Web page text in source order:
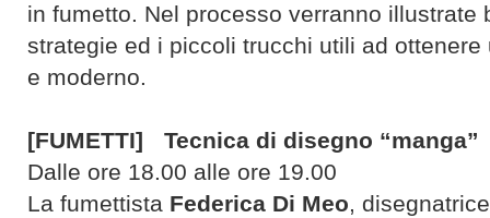
in fumetto. Nel processo verranno illustrate
strategie ed i piccoli trucchi utili ad
e moderno.
[FUMETTI] Tecnica di disegno “manga”
Dalle ore 18.00 alle ore 19.00
La fumettista Federica Di Meo,